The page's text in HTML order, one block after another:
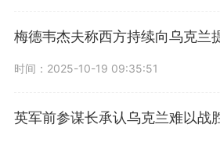
梅德韦杰夫称西方持续向乌克兰
时间：2025-10-19 09:35:51
英军前参谋长承认乌克兰难以战